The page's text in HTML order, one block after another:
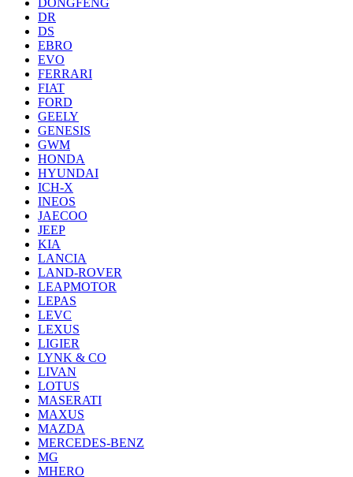
DR
DS
EBRO
EVO
FERRARI
FIAT
FORD
GEELY
GENESIS
GWM
HONDA
HYUNDAI
ICH-X
INEOS
JAECOO
JEEP
KIA
LANCIA
LAND-ROVER
LEAPMOTOR
LEPAS
LEVC
LEXUS
LIGIER
LYNK & CO
LIVAN
LOTUS
MASERATI
MAXUS
MAZDA
MERCEDES-BENZ
MG
MHERO